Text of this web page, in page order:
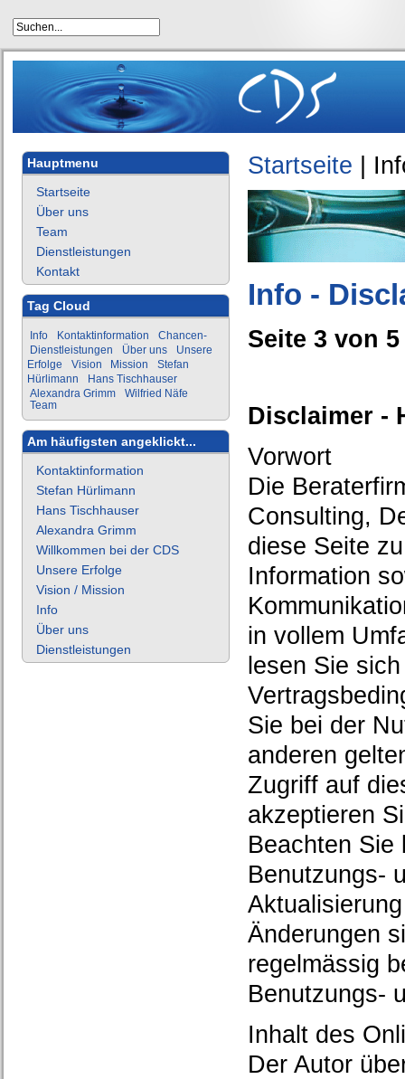
Hauptmenu
Startseite
Über uns
Team
Dienstleistungen
Kontakt
Tag Cloud
Info Kontaktinformation
Chancen-
Dienstleistungen
Über uns
Unsere
Erfolge
Vision Mission
Stefan
Hürlimann
Hans Tischhauser
Alexandra Grimm
Wilfried Näfe
Team
Am häufigsten angeklickt...
Kontaktinformation
Stefan Hürlimann
Hans Tischhauser
Alexandra Grimm
Willkommen bei der CDS
Unsere Erfolge
Vision / Mission
Info
Über uns
Dienstleistungen
Startseite
Info -
Seite 3 von 5
Disclaimer -
Vorwort
Die
Consulting,
diese Seite
Information
in vollem
lesen Sie
Sie bei der
anderen
Zugriff auf
akzeptieren
Beachten Sie
Benutzungs-
Änderungen
regelmässig
Benutzungs-
Inhalt des
Der Autor